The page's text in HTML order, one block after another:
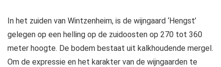
In het zuiden van Wintzenheim, is de wijngaard ‘Hengst’
gelegen op een helling op de zuidoosten op 270 tot 360
meter hoogte. De bodem bestaat uit kalkhoudende mergel.
Om de expressie en het karakter van de wijngaarden te